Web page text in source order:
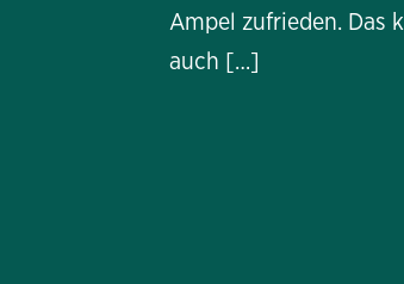
Ampel zufrieden. Das
auch […]